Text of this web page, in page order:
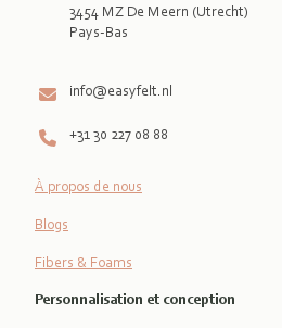
3454 MZ De Meern (Utrecht)
Pays-Bas
info@easyfelt.nl
+31 30 227 08 88
À propos de nous
Blogs
Fibers & Foams
Personnalisation et conception